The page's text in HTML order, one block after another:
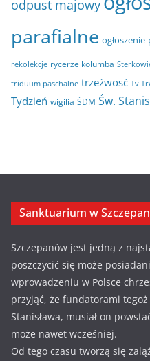
odpust majowy
parafialne ogłoszenie
rekolekcje rycerze kolumba
triduum paschalne trzeźwosć Tv
Tydzień wigilia ŚDM Św.
Sanktuarium w
Szczepanów jest jedną z
poszczycić się może
wprowadzeniu w Polsce
przyjąć, że fundatorami tegoż
Stanisława, musiał on
może nawet wcześniej.
Od tego czasu tworzą się